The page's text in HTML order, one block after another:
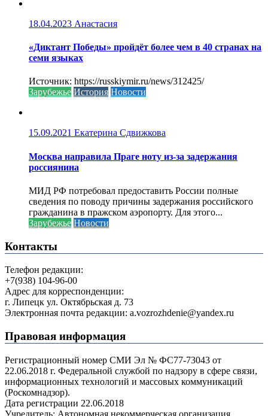
18.04.2023 Анастасия
«Диктант Победы» пройдёт более чем в 40 странах на
семи языках
Источник: https://russkiymir.ru/news/312425/
Зарубежье История Новости
15.09.2021 Екатерина Сдвижкова
Москва направила Праге ноту из-за задержания
россиянина
МИД РФ потребовал предоставить России полные
сведения по поводу причины задержания российского
гражданина в пражском аэропорту. Для этого...
Зарубежье Новости
Контакты
Телефон редакции:
+7(938) 104-96-00
Адрес для корреспонденции:
г. Липецк ул. Октябрьская д. 73
Электронная почта редакции: a.vozrozhdenie@yandex.ru
Правовая информация
Регистрационный номер СМИ Эл № ФС77-73043 от
22.06.2018 г. Федеральной службой по надзору в сфере связи,
информационных технологий и массовых коммуникаций
(Роскомнадзор).
Дата регистрации 22.06.2018
Учредитель: Автономная некоммерческая организация